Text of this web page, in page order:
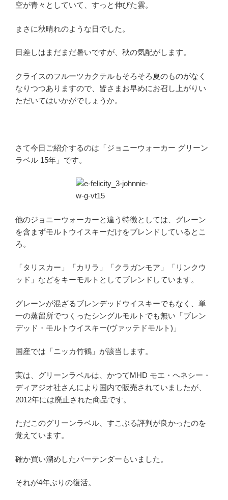
空が青々としていて、すっと伸びた雲。
まさに秋晴れのような日でした。
日差しはまだまだ暑いですが、秋の気配がします。
クライスのフルーツカクテルもそろそろ夏のものがなく
なりつつありますので、皆さまお早めにお召し上がりい
ただいてはいかがでしょうか。
さて今日ご紹介するのは「ジョニーウォーカー グリーン
ラベル 15年」です。
他のジョニーウォーカーと違う特徴としては、グレーン
を含まずモルトウイスキーだけをブレンドしているとこ
ろ。
「タリスカー」「カリラ」「クラガンモア」「リンクウ
ッド」などをキーモルトとしてブレンドしています。
グレーンが混ざるブレンデッドウイスキーでもなく、単
一の蒸留所でつくったシングルモルトでも無い「ブレン
デッド・モルトウイスキー(ヴァッテドモルト)」
国産では「ニッカ竹鶴」が該当します。
実は、グリーンラベルは、かつてMHD モエ・ヘネシー・
ディアジオ社さんにより国内で販売されていましたが、
2012年には廃止された商品です。
ただこのグリーンラベル、すこぶる評判が良かったのを
覚えています。
確か買い溜めしたバーテンダーもいました。
それが4年ぶりの復活。